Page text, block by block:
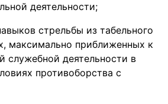
деятельности;
стрельбы из табельного
максимально приближенных к
служебной деятельности в
противоборства с